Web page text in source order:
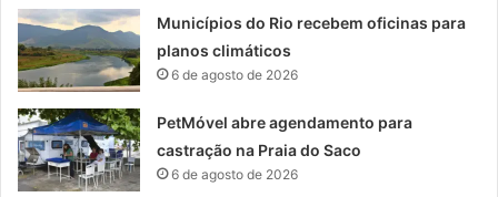
Municípios do Rio recebem oficinas para
planos climáticos
6 de agosto de 2026
PetMóvel abre agendamento para
castração na Praia do Saco
6 de agosto de 2026